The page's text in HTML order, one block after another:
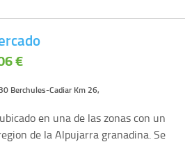
Berchules-Cadiar Km 26,
€
en una de las zonas con un
de la Alpujarra granadina. Se